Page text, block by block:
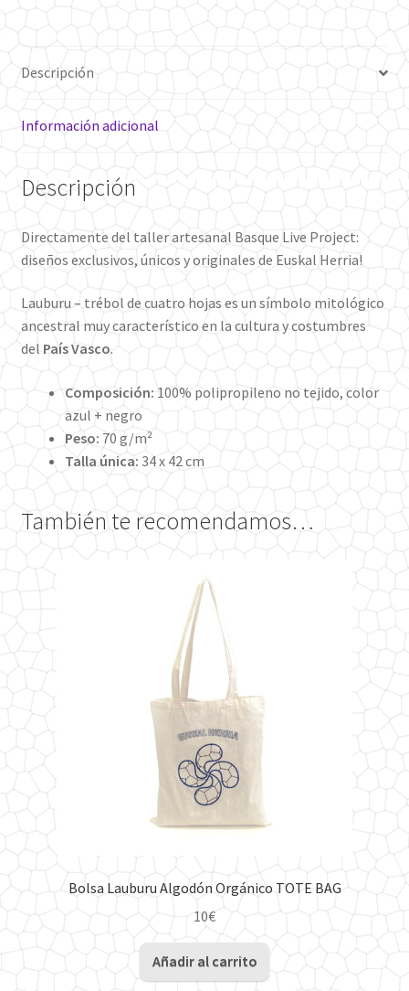
Descripción
Información adicional
Descripción
Directamente del taller artesanal Basque Live Project:
diseños exclusivos, únicos y originales de Euskal Herria!
Lauburu – trébol de cuatro hojas es un símbolo mitológico
ancestral muy característico en la cultura y costumbres
del País Vasco.
Composición: 100% polipropileno no tejido, color
azul + negro
Peso: 70 g/m²
Talla única: 34 x 42 cm
También te recomendamos…
Bolsa Lauburu Algodón Orgánico TOTE BAG
10€
Añadir al carrito